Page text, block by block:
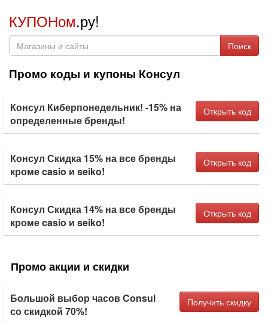
КУПОНом.ру!
Поиск
Промо коды и купоны Консул
Консул Киберпонедельник! -15% на
определенные бренды!
Открыть код
Консул Скидка 15% на все бренды
кроме casio и seiko!
Открыть код
Консул Скидка 14% на все бренды
кроме casio и seiko!
Открыть код
Промо акции и скидки
Большой выбор часов Consul
со скидкой 70%!
Получить скидку